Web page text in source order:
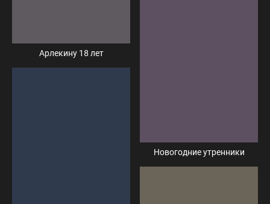
Арлекину 18 лет
Новогодние утренники